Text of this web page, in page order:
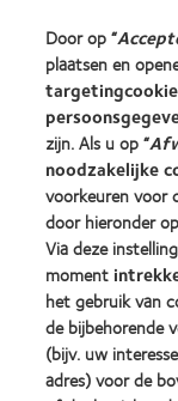
Vind uw
Nieuwe drager
Ervaren drager
Over
Vacatures bij
Contact
Door op “
plaatsen en
zijn. Als u op “
noodzakelijke
voorkeuren voor
door hieronder
Via deze
moment
het gebruik van
de bijbehorende
(bijv. uw
adres) voor de